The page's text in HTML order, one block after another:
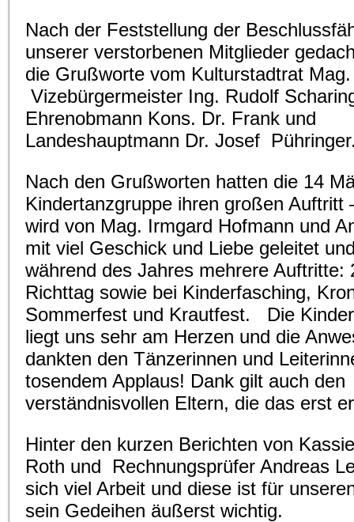
Nach der Feststellung der
unserer verstorbenen Mitglieder
die Grußworte vom Kulturstadtrat
Vizebürgermeister Ing. Rudolf
Ehrenobmann Kons. Dr. Frank und
Landeshauptmann Dr. Josef
Nach den Grußworten hatten die 14
Kindertanzgruppe ihren großen Auftritt
wird von Mag. Irmgard Hofmann und
mit viel Geschick und Liebe geleitet
während des Jahres mehrere Auftritte:
Richttag sowie bei Kinderfasching,
Sommerfest und Krautfest. Die
liegt uns sehr am Herzen und die
dankten den Tänzerinnen und
tosendem Applaus! Dank gilt auch den
verständnisvollen Eltern, die das erst
Hinter den kurzen Berichten von
Roth und Rechnungsprüfer Andreas
sich viel Arbeit und diese ist für
sein Gedeihen äußerst wichtig.